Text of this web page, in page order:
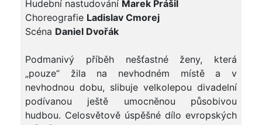
Hudební nastudování Marek Prášil
Choreografie Ladislav Cmorej
Scéna Daniel Dvořák
Podmanivý příběh nešťastné ženy, která
„pouze“ žila na nevhodném místě a v
nevhodnou dobu, slibuje velkolepou divadelní
podívanou ještě umocněnou působivou
hudbou. Celosvětově úspěšné dílo evropských